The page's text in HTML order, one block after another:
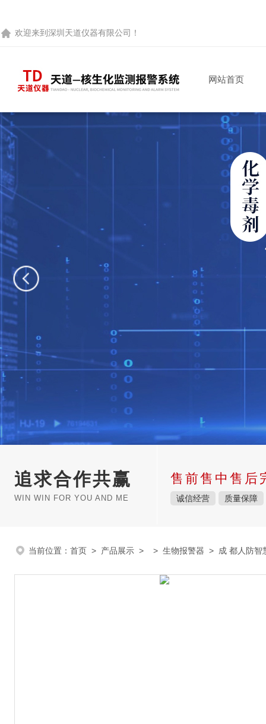
欢迎来到 深圳天道仪器有限公司 ！
网站首页
追求合作共赢
WIN WIN FOR YOU AND ME
售前售中售后
诚信经营 质量保障
当前位置： 首页 > 产品展示 > > 生物报警器 > 成 都人防智